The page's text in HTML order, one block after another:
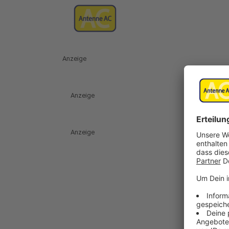
Anzeige
Anzeige
Anzeige